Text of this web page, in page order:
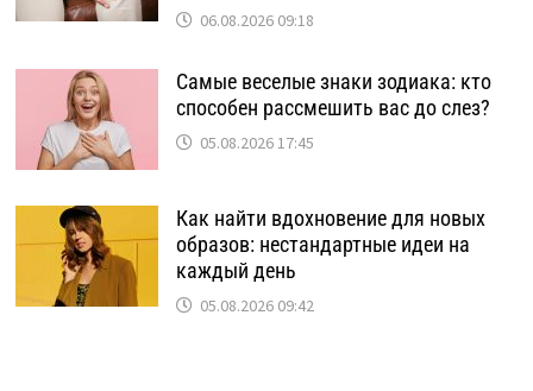
06.08.2026 09:18
Самые веселые знаки зодиака: кто
способен рассмешить вас до слез?
05.08.2026 17:45
Как найти вдохновение для новых
образов: нестандартные идеи на
каждый день
05.08.2026 09:42